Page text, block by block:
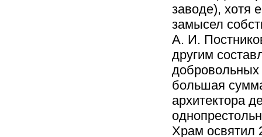
заводе), хотя
замысел
А. И.
другим
добровольных
большая
архитектора
Храм освятил